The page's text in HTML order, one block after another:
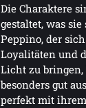
Die Charaktere
gestaltet, was
Peppino, der
Loyalitäten und
Licht zu
besonders gut
perfekt mit